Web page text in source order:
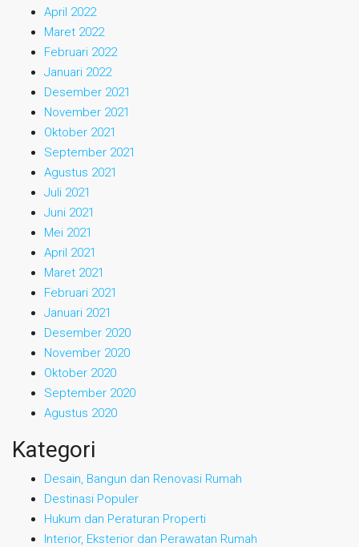
April 2022
Maret 2022
Februari 2022
Januari 2022
Desember 2021
November 2021
Oktober 2021
September 2021
Agustus 2021
Juli 2021
Juni 2021
Mei 2021
April 2021
Maret 2021
Februari 2021
Januari 2021
Desember 2020
November 2020
Oktober 2020
September 2020
Agustus 2020
Kategori
Desain, Bangun dan Renovasi Rumah
Destinasi Populer
Hukum dan Peraturan Properti
Interior, Eksterior dan Perawatan Rumah